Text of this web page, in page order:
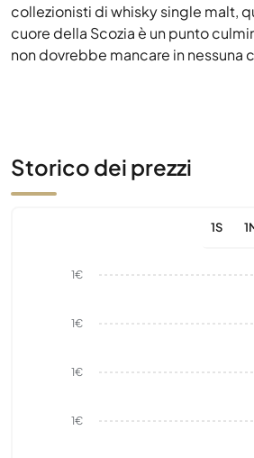
collezionisti di whisky single malt,
cuore della Scozia è un punto
non dovrebbe mancare in nessuna
Storico dei prezzi
1S
1€
1€
1€
1€